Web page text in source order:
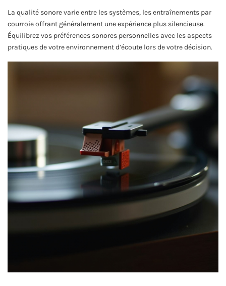
La qualité sonore varie entre les systèmes, les entraînements par
courroie offrant généralement une expérience plus silencieuse.
Équilibrez vos préférences sonores personnelles avec les aspects
pratiques de votre environnement d’écoute lors de votre décision.